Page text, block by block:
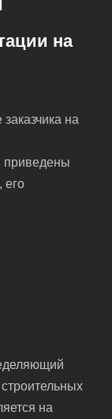
на
на
приведены
его
на